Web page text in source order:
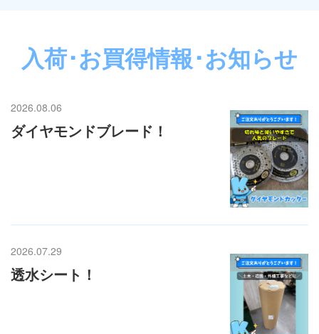
入荷･お買得情報･お知らせ
2026.08.06
ダイヤモンドブレード！
2026.07.29
透水シート！